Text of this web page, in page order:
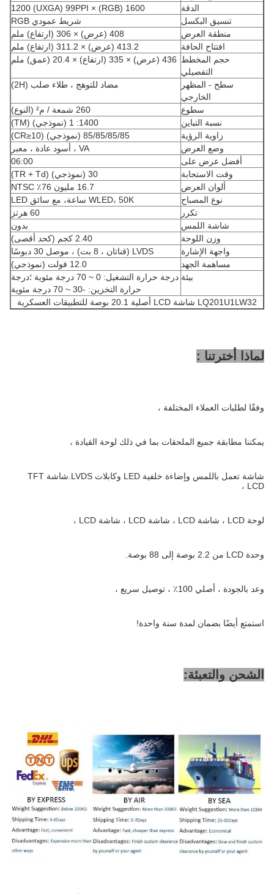
الدقة
1600 (RGB) × 1200 (UXGA) 99PPI
تنسيق البكسل
شريط عمودي RGB
منطقة العرض
408 (عرض) × 306 (ارتفاع) ملم
افتتاح الحافة
413.2 (عرض) × 311.2 (ارتفاع) ملم
حجم المخطط
التفصيلي
436 (عرض) × 335 (ارتفاع) × 20.4 (عمق) ملم
سطح - المظهر
الخارجي
مضاد للتوهج ، طلاء صلب (2H)
سطوع
260 شمعة / م² (النوع)
نسبة التباين
1400: 1 (نموذجي) (TM)
زاوية الرؤية
85/85/85/85 (نموذجي) (CR≥10)
وضع العرض
VA ، أسود عادة ، معبر
أفضل عرض على
06:00
وقت الاستجابة
30 (نموذجي) (TR + Td)
ألوان العرض
16.7 مليون 76٪ NTSC
نوع المصباح
WLED، 50K ساعة، مع سائق LED
تكرر
60 هرتز
شاشة اللمس
بدون
وزن اللوحة
2.40 كجم (كحد أقصى)
واجهة الإشارة
LVDS (قناتان ، 8 بت) ، موصل 30 دبوسًا
مساهمة الجهد
12.0 فولت (نموذجي)
بيئة
درجة حرارة التشغيل: 0 ~ 70 درجة مئوية ؛درجة
حرارة التخزين: -30 ~ 70 درجة مئوية
LQ201U1LW32 شاشة LCD أصلية 20.1 بوصة للتطبيقات العسكرية
لماذا أخترتنا :
وفقًا لطلبات العملاء المختلفة ،
يمكننا مطابقة جميع الملحقات بما في ذلك لوحة القيادة ،
شاشة تعمل باللمس وإضاءة خلفية LED وكابلات LVDS.شاشة TFT
LCD ،
لوحة LCD ، شاشة LCD ، شاشة LCD ، شاشة LCD ،
وحدة LCD من 2.2 بوصة إلى 88 بوصة.
وعد بالجودة ، أصلي 100٪ ، توصيل سريع ،
استمتع أيضًا بضمان لمدة سنة واحدة!
الشحن والتعبئة: